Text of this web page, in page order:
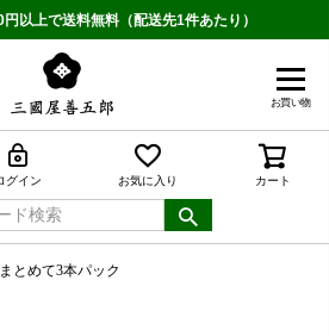
以上で送料無料（配送先1件あたり）
お買い物
グイン お気に入り カート
まとめて3本パック